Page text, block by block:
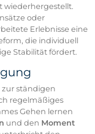
wiederhergestellt.
oder
Erlebnisse eine
die individuell
Stabilität fördert.
ständigen
regelmäßiges
Gehen lernen
und den Moment